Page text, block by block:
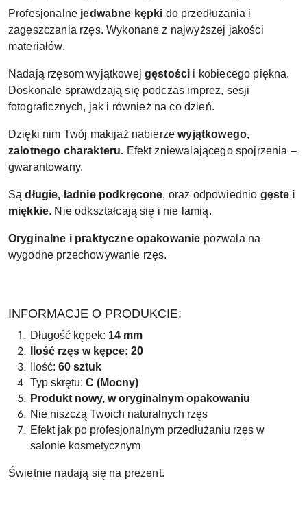
Profesjonalne jedwabne kępki do przedłużania i
zagęszczania rzęs. Wykonane z najwyższej jakości
materiałów.
Nadają rzęsom wyjątkowej gęstości i kobiecego piękna.
Doskonale sprawdzają się podczas imprez, sesji
fotograficznych, jak i również na co dzień.
Dzięki nim Twój makijaż nabierzewyjątkowego,
zalotnego charakteru. Efekt zniewalającego spojrzenia –
gwarantowany.
Sądługie, ładnie podkręcone, oraz odpowiednio gęste i
miękkie. Nie odkształcają się i nie łamią.
Oryginalne i praktyczne opakowanie pozwala na
wygodne przechowywanie rzęs.
INFORMACJE O PRODUKCIE:
Długość kępek: 14 mm
Ilość rzęs w kępce: 20
Ilość: 60 sztuk
Typ skrętu: C (Mocny)
Produkt nowy, w oryginalnym opakowaniu
Nie niszczą Twoich naturalnych rzęs
Efekt jak po profesjonalnym przedłużaniu rzęs w
salonie kosmetycznym
Świetnie nadają się na prezent.